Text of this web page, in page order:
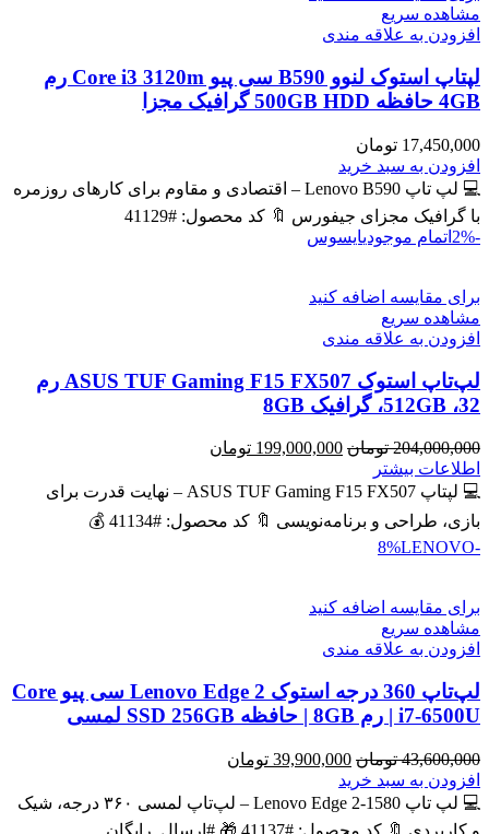
مشاهده سریع
افزودن به علاقه مندی
لپتاپ استوک لنوو B590 سی پیو Core i3 3120m رم
4GB حافظه 500GB HDD گرافیک مجزا
17,450,000 تومان
افزودن به سبد خرید
💻 لپ تاپ Lenovo B590 – اقتصادی و مقاوم برای کارهای روزمره
با گرافیک مجزای جیفورس 🔖 کد محصول: #41129
-2%
اتمام موجودیایسوس
برای مقایسه اضافه کنید
مشاهده سریع
افزودن به علاقه مندی
لپ‌تاپ استوک ASUS TUF Gaming F15 FX507 رم
32، 512GB، گرافیک 8GB
204,000,000 تومان قیمت
204,000,000 تومان
199,000,000 تومان
199,000,000 تومان
است.
اطلاعات بیشتر
💻 لپتاپ ASUS TUF Gaming F15 FX507 – نهایت قدرت برای
بازی، طراحی و برنامه‌نویسی 🔖 کد محصول: #41134 💰
-8%
LENOVO
برای مقایسه اضافه کنید
مشاهده سریع
افزودن به علاقه مندی
لپ‌تاپ 360 درجه استوک Lenovo Edge 2 سی پیو Core
i7-6500U | رم 8GB | حافظه SSD 256GB لمسی
43,600,000 تومان قیمت
اصلی
43,600,000 تومان
39,900,000 تومان
39,900,000 تومان
است.
افزودن به سبد خرید
💻 لپ تاپ Lenovo Edge 2-1580 – لپ‌تاپ لمسی ۳۶۰ درجه، شیک
و کاربردی 🔖 کد محصول: #41137 🎁 #ارسال_رایگان